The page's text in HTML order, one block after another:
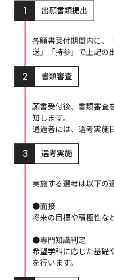
1 出願書類提出
各願書受付期間内に、
送」「持参」で上記の
2 書類審査
願書受付後、書類審査
知します。
通過者には、選考実施
3 選考実施
実施する選考は以下の
●面接
将来の目標や積極性な
●専門知識判定
希望学科に応じた基礎
を行います。